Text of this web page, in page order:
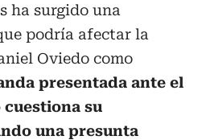
ha surgido una
podría afectar la
Oviedo como
presentada ante el
cuestiona su
una presunta